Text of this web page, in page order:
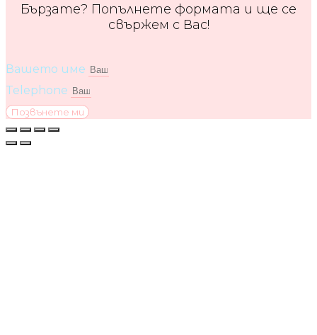
Бързате? Попълнете формата и ще се
свържем с Вас!
Вашето име
Telephone
Позвънете ми